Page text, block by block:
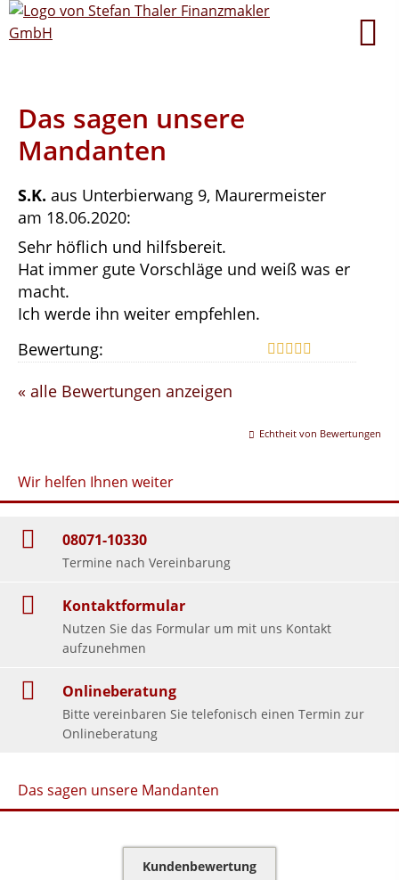
Das sagen unsere
Mandanten
S.K. aus Unterbierwang 9, Maurermeister
am 18.06.2020:
Sehr höflich und hilfsbereit.
Hat immer gute Vorschläge und weiß was er
macht.
Ich werde ihn weiter empfehlen.
Bewertung:
« alle Bewertungen anzeigen
Echtheit von Bewertungen
Wir helfen Ihnen weiter
08071-10330
Termine nach Vereinbarung
Kontaktformular
Nutzen Sie das Formular um mit uns Kontakt
aufzunehmen
Onlineberatung
Bitte vereinbaren Sie telefonisch einen Termin zur
Onlineberatung
Das sagen unsere Mandanten
Kundenbewertung